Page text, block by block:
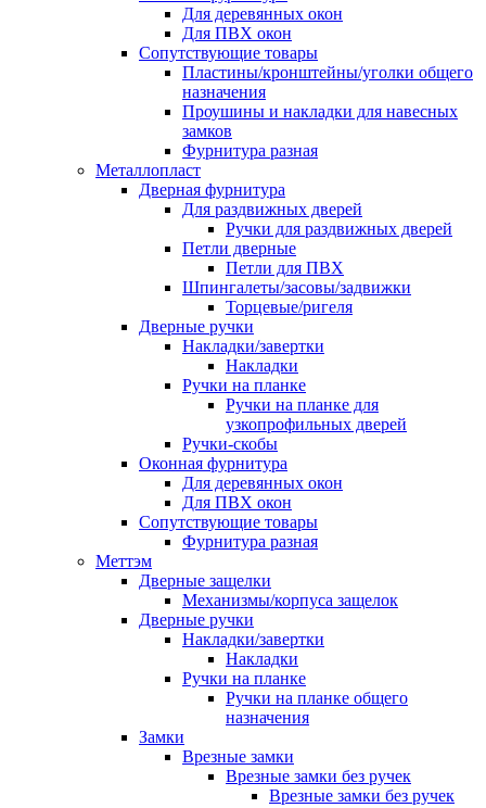
Для деревянных окон
Для ПВХ окон
Сопутствующие товары
Пластины/кронштейны/уголки общего
назначения
Проушины и накладки для навесных
замков
Фурнитура разная
Металлопласт
Дверная фурнитура
Для раздвижных дверей
Ручки для раздвижных дверей
Петли дверные
Петли для ПВХ
Шпингалеты/засовы/задвижки
Торцевые/ригеля
Дверные ручки
Накладки/завертки
Накладки
Ручки на планке
Ручки на планке для
узкопрофильных дверей
Ручки-скобы
Оконная фурнитура
Для деревянных окон
Для ПВХ окон
Сопутствующие товары
Фурнитура разная
Меттэм
Дверные защелки
Механизмы/корпуса защелок
Дверные ручки
Накладки/завертки
Накладки
Ручки на планке
Ручки на планке общего
назначения
Замки
Врезные замки
Врезные замки без ручек
Врезные замки без ручек